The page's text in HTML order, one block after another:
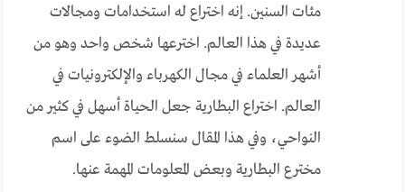
مئات السنين. إنه اختراع له استخدامات ومجالات
عديدة في هذا العالم. اخترعها شخص واحد وهو من
أشهر العلماء في مجال الكهرباء والإلكترونيات في
العالم. اختراع البطارية جعل الحياة أسهل في كثير من
النواحي، وفي هذا المقال سنسلط الضوء على اسم
مخترع البطارية وبعض المعلومات المهمة عنها.